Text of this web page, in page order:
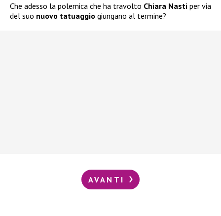
Che adesso la polemica che ha travolto Chiara Nasti per via
del suo nuovo tatuaggio giungano al termine?
AVANTI